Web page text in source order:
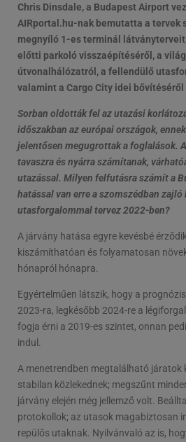
Chris Dinsdale, a Budapest Airport
AIRportal.hu-nak bemutatta a tervek
megnyíló 1-es terminál
előtti parkoló visszaépítéséről, a
útvonalhálózatról, a fellendülő
valamint a Cargo City idei bővítéséről
Sorban oldották fel az utazási
időszakban az európai országok,
jelentősen megugrottak a foglalások.
tavaszra és nyárra számítanak,
utazással. Milyen felfutásra számít a
hatással van erre a szomszédban zajló
utasforgalommal tervez 2022-ben?
A járvány hatása egyre kevésbé
kiszámíthatóan és folyamatosan
hónapról hónapra.
Egyértelműen látszik, hogy a
2023-ra, legkésőbb 2024-re a
fogja érni a 2019-es szintet, onnan
indul.
A menetrendben megtalálható járatok
stabilan közlekednek; megszűnt
járvány elején még jellemző volt.
protokollok; az utasok magabiztosan
repülős utaknak. Nyilvánvaló az is,